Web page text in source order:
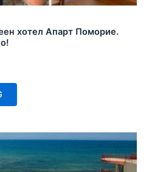
хотел Апарт Поморие.